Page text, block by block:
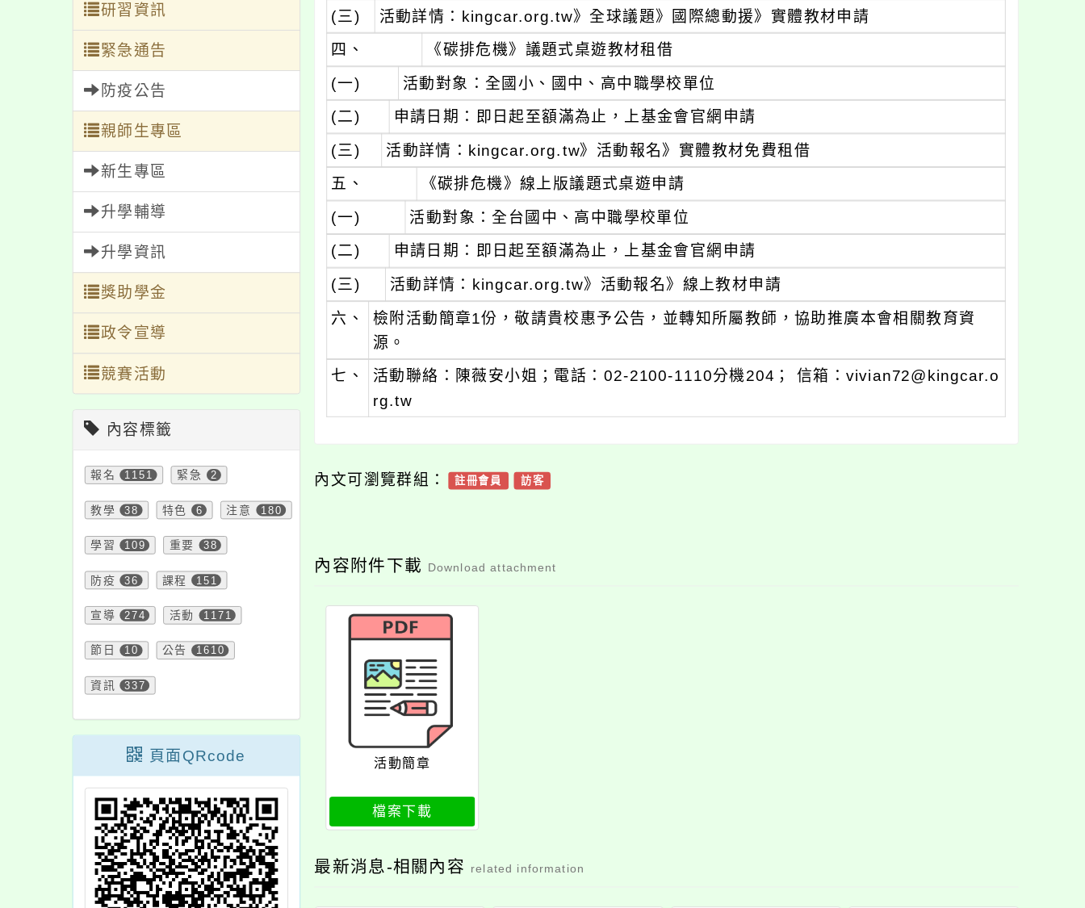
研習資訊
緊急通告
防疫公告
親師生專區
新生專區
升學輔導
升學資訊
獎助學金
政令宣導
競賽活動
內容標籤
報名 1151 緊急 2
教學 38 特色 6 注意 180
學習 109 重要 38
防疫 36 課程 151
宣導 274 活動 1171
節日 10 公告 1610
資訊 337
頁面QRcode
(三) 活動詳情：kingcar.org.tw》全球議題》國際總動援》實體教材申請
四、 《碳排危機》議題式桌遊教材租借
(一)
活動對象：全國小、國中、高中職學校單位
(二)
申請日期：即日起至額滿為止，上基金會官網申請
(三)
活動詳情：kingcar.org.tw》活動報名》實體教材免費租借
五、 《碳排危機》線上版議題式桌遊申請
(一) 活動對象：全台國中、高中職學校單位
(二) 申請日期：即日起至額滿為止，上基金會官網申請
(三)
活動詳情：kingcar.org.tw》活動報名》線上教材申請
六、
檢附活動簡章1份，敬請貴校惠予公告，並轉知所屬教師，協助推廣本會相關教育資
源。
七、
活動聯絡：陳薇安小姐；電話：02-2100-1110分機204； 信箱：vivian72@kingcar.o
rg.tw
內文可瀏覽群組： 註冊會員 訪客
內容附件下載 Download attachment
活動簡章
檔案下載
最新消息-相關內容 related information